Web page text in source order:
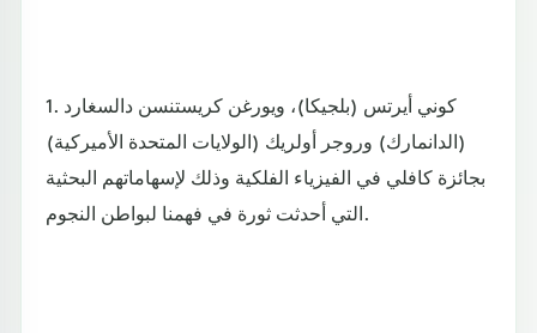
1. كوني أيرتس (بلجيكا)، ويورغن كريستنسن دالسغارد
(الدانمارك) وروجر أولريك (الولايات المتحدة الأميركية)
بجائزة كافلي في الفيزياء الفلكية وذلك لإسهاماتهم البحثية
التي أحدثت ثورة في فهمنا لبواطن النجوم.